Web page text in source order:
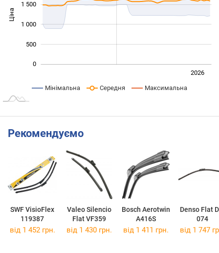
Ціна
0
500
1 000
1 500
2026
Мінімальна Середня Максимальна
Рекомендуємо
SWF VisioFlex
119387
Valeo Silencio
Flat VF359
Bosch Aerotwin
A416S
Denso Flat
074
від 1 452 грн. від 1 430 грн. від 1 411 грн. від 1 747